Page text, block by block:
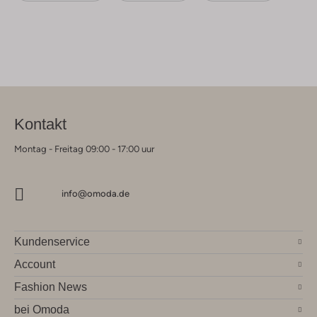
Kontakt
Montag - Freitag 09:00 - 17:00 uur
info@omoda.de
Kundenservice
Account
Fashion News
bei Omoda